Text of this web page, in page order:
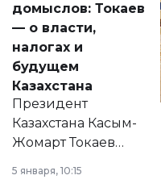
домыслов: Токаев
— о власти,
налогах и
будущем
Казахстана
Президент
Казахстана Касым-
Жомарт Токаев
сразу несколько
5 января, 10:15